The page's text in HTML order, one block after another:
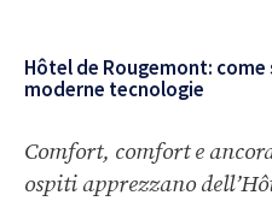
Hôtel de Rougemont:
moderne tecnologie
Comfort, comfort e
ospiti apprezzano